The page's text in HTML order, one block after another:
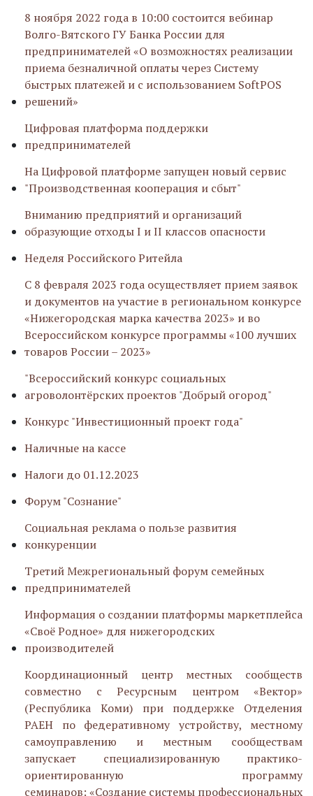
8 ноября 2022 года в 10:00 состоится вебинар
Волго-Вятского ГУ Банка России для
предпринимателей «О возможностях реализации
приема безналичной оплаты через Систему
быстрых платежей и с использованием SoftPOS
решений»
Цифровая платформа поддержки
предпринимателей
На Цифровой платформе запущен новый сервис
"Производственная кооперация и сбыт"
Вниманию предприятий и организаций
образующие отходы I и II классов опасности
Неделя Российского Ритейла
С 8 февраля 2023 года осуществляет прием заявок
и документов на участие в региональном конкурсе
«Нижегородская марка качества 2023» и во
Всероссийском конкурсе программы «100 лучших
товаров России – 2023»
"Всероссийский конкурс социальных
агроволонтёрских проектов "Добрый огород"
Конкурс "Инвестиционный проект года"
Наличные на кассе
Налоги до 01.12.2023
Форум "Сознание"
Социальная реклама о пользе развития
конкуренции
Третий Межрегиональный форум семейных
предпринимателей
Информация о создании платформы маркетплейса
«Своё Родное» для нижегородских
производителей
Координационный центр местных сообществ
совместно с Ресурсным центром «Вектор»
(Республика Коми) при поддержке Отделения
РАЕН по федеративному устройству, местному
самоуправлению и местным сообществам
запускает специализированную практико-
ориентированную программу
семинаров: «Создание системы профессиональных